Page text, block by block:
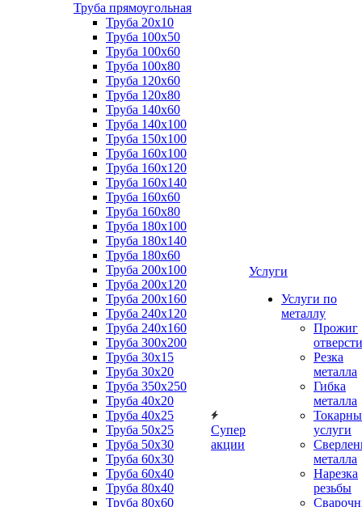
Труба прямоугольная
Труба 20x10
Труба 100x50
Труба 100x60
Труба 100x80
Труба 120x60
Труба 120x80
Труба 140x60
Труба 140x100
Труба 150x100
Труба 160x100
Труба 160x120
Труба 160x140
Труба 160x60
Труба 160x80
Труба 180x100
Труба 180x140
Труба 180x60
Труба 200x100
Труба 200x120
Труба 200x160
Труба 240x120
Труба 240x160
Труба 300x200
Труба 30x15
Труба 30x20
Труба 350x250
Труба 40x20
Труба 40x25
Труба 50x25
Труба 50x30
Труба 60x30
Труба 60x40
Труба 80x40
Труба 80x60
Супер
акции
Услуги
Услуги по
металлу
Прожиг
Резка
металла
Гибка
металла
услуги
металла
Нарезка
резьбы